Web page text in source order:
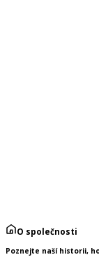
O společnosti
Poznejte naší historii,